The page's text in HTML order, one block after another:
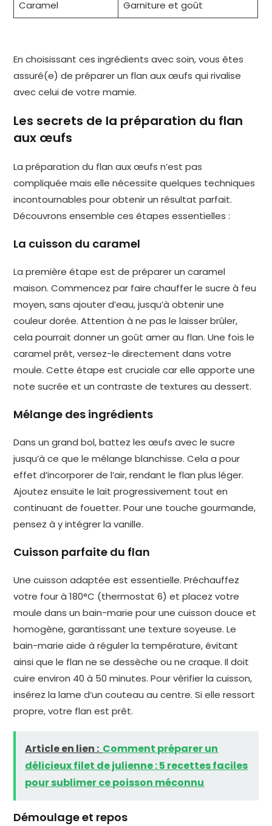
Caramel Garniture et goût
En choisissant ces ingrédients avec soin, vous êtes
assuré(e) de préparer un flan aux œufs qui rivalise
avec celui de votre mamie.
Les secrets de la préparation du flan
aux œufs
La préparation du flan aux œufs n’est pas
compliquée mais elle nécessite quelques techniques
incontournables pour obtenir un résultat parfait.
Découvrons ensemble ces étapes essentielles :
La cuisson du caramel
La première étape est de préparer un caramel
maison. Commencez par faire chauffer le sucre à feu
moyen, sans ajouter d’eau, jusqu’à obtenir une
couleur dorée. Attention à ne pas le laisser brûler,
cela pourrait donner un goût amer au flan. Une fois le
caramel prêt, versez-le directement dans votre
moule. Cette étape est cruciale car elle apporte une
note sucrée et un contraste de textures au dessert.
Mélange des ingrédients
Dans un grand bol, battez les œufs avec le sucre
jusqu’à ce que le mélange blanchisse. Cela a pour
effet d’incorporer de l’air, rendant le flan plus léger.
Ajoutez ensuite le lait progressivement tout en
continuant de fouetter. Pour une touche gourmande,
pensez à y intégrer la vanille.
Cuisson parfaite du flan
Une cuisson adaptée est essentielle. Préchauffez
votre four à 180°C (thermostat 6) et placez votre
moule dans un bain-marie pour une cuisson douce et
homogène, garantissant une texture soyeuse. Le
bain-marie aide à réguler la température, évitant
ainsi que le flan ne se dessèche ou ne craque. Il doit
cuire environ 40 à 50 minutes. Pour vérifier la cuisson,
insérez la lame d’un couteau au centre. Si elle ressort
propre, votre flan est prêt.
Article en lien : Comment préparer un
délicieux filet de julienne : 5 recettes faciles
pour sublimer ce poisson méconnu
Démoulage et repos